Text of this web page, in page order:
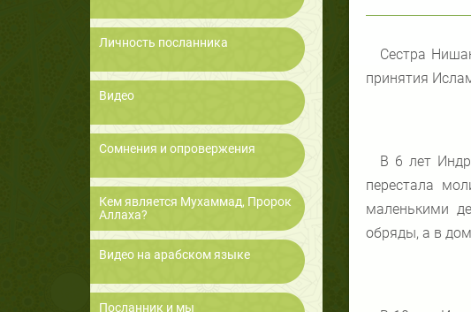
Личность посланника
Видео
Сомнения и опровержения
Кем является Мухаммад, Пророк
Аллаха?
Видео на арабском языке
Посланник и мы
Сестра
принятия
В 6 лет
перестала
маленькими
обряды, а в